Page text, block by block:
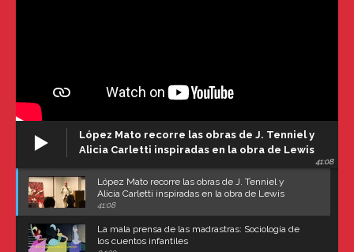
López Mato recorre las obras de J. Tenniel y
Alicia Carletti inspiradas en la obra de Lewis
41:08
López Mato recorre las obras de J. Tenniel y
Alicia Carletti inspiradas en la obra de Lewis
Carroll
41:08
La mala prensa de las madrastras: Sociología de
los cuentos infantiles